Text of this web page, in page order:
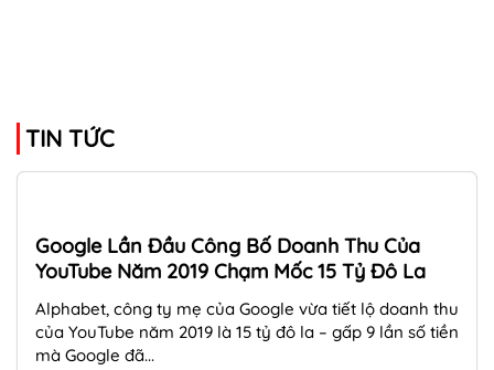
TIN TỨC
Google Lần Đầu Công Bố Doanh Thu Của
YouTube Năm 2019 Chạm Mốc 15 Tỷ Đô La
Alphabet, công ty mẹ của Google vừa tiết lộ doanh thu
của YouTube năm 2019 là 15 tỷ đô la – gấp 9 lần số tiền
mà Google đã...